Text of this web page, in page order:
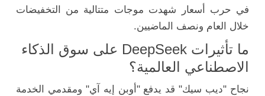
في حرب أسعار شهدت موجات متتالية من التخفيضات
خلال العام ونصف الماضيين.
ما تأثيرات DeepSeek على سوق الذكاء
الاصطناعي العالمية؟
نجاح "ديب سيك" قد يدفع "أوبن إيه آي" ومقدمي الخدمة